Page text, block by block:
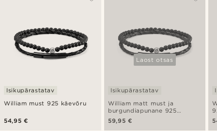
William must 925 käevõru
Isikupärastatav
54,95 €
Laost otsas
William matt must ja
burgundiapunane 925
käevõru
Isikupärastatav
59,95 €